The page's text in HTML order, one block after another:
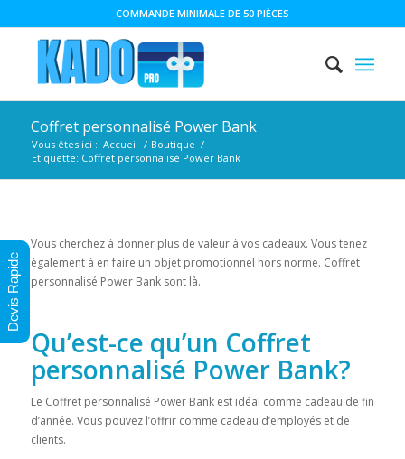
COMMANDE MINIMALE DE 50 PIÈCES
Coffret personnalisé Power Bank
Vous êtes ici : Accueil / Boutique /
Etiquette: Coffret personnalisé Power Bank
Vous cherchez à donner plus de valeur à vos cadeaux. Vous tenez
également à en faire un objet promotionnel hors norme. Coffret
personnalisé Power Bank sont là.
Qu’est-ce qu’un Coffret
personnalisé Power Bank?
Le Coffret personnalisé Power Bank est idéal comme cadeau de fin
d’année. Vous pouvez l’offrir comme cadeau d’employés et de
clients.
Devis Rapide